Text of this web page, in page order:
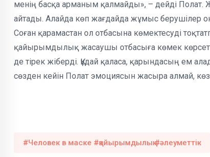
менің басқа арманым қалмайды», – дейді
айтады. Алайда көп жағдайда жұмыс берушілер
Соған қарамастан ол отбасына көмектесуді
қайырымдылық жасаушы отбасыға көмек
де тірек жіберді. Құдай қаласа, қарындасың ем
сөзден кейін Полат эмоциясын жасыра алмай,
#Человек в маске #қайырымдылық #әлеуметтік